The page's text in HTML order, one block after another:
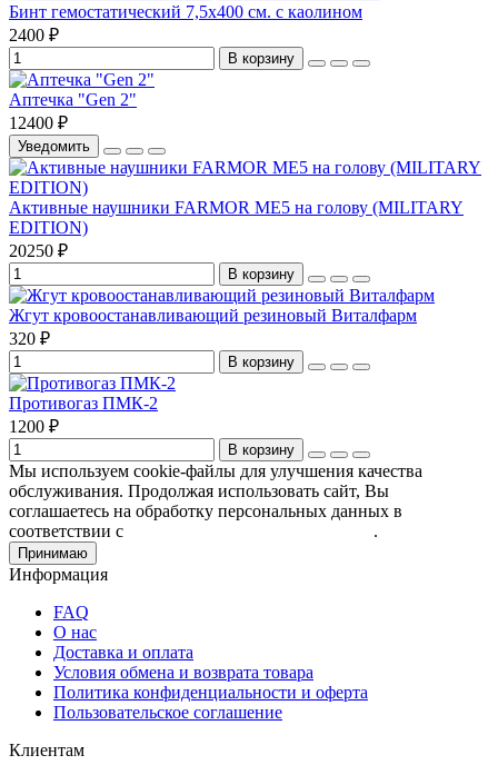
Бинт гемостатический 7,5х400 см. с каолином
2400 ₽
В корзину
Аптечка "Gen 2"
12400 ₽
Уведомить
Активные наушники FARMOR ME5 на голову (MILITARY
EDITION)
20250 ₽
В корзину
Жгут кровоостанавливающий резиновый Виталфарм
320 ₽
В корзину
Противогаз ПМК-2
1200 ₽
В корзину
Мы используем cookie-файлы для улучшения качества
обслуживания. Продолжая использовать сайт, Вы
соглашаетесь на обработку персональных данных в
соответствии с
.
Принимаю
Информация
FAQ
О нас
Доставка и оплата
Условия обмена и возврата товара
Политика конфиденциальности и оферта
Пользовательское соглашение
Клиентам